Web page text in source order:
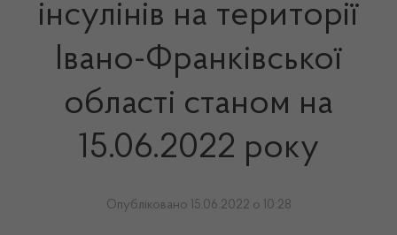
інсулінів на території
Івано-Франківської
області станом на
15.06.2022 року
Опубліковано 15.06.2022 о 10:28